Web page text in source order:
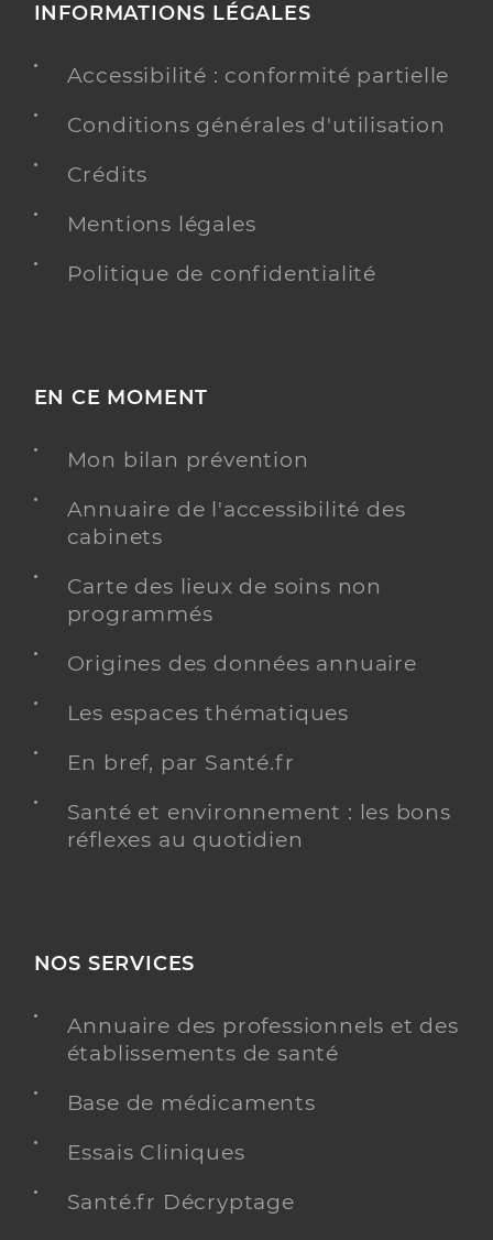
INFORMATIONS LÉGALES
Accessibilité : conformité partielle
Conditions générales d'utilisation
Crédits
Mentions légales
Politique de confidentialité
EN CE MOMENT
Mon bilan prévention
Annuaire de l'accessibilité des
cabinets
Carte des lieux de soins non
programmés
Origines des données annuaire
Les espaces thématiques
En bref, par Santé.fr
Santé et environnement : les bons
réflexes au quotidien
NOS SERVICES
Annuaire des professionnels et des
établissements de santé
Base de médicaments
Essais Cliniques
Santé.fr Décryptage